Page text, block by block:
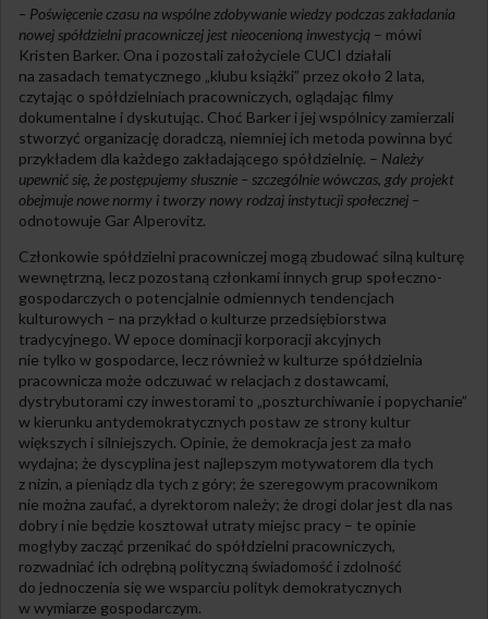
– Poświęcenie czasu na wspólne zdobywanie wiedzy podczas zakładania
nowej spółdzielni pracowniczej jest nieocenioną inwestycją – mówi
Kristen Barker. Ona i pozostali założyciele CUCI działali
na zasadach tematycznego „klubu książki” przez około 2 lata,
czytając o spółdzielniach pracowniczych, oglądając filmy
dokumentalne i dyskutując. Choć Barker i jej wspólnicy zamierzali
stworzyć organizację doradczą, niemniej ich metoda powinna być
przykładem dla każdego zakładającego spółdzielnię. – Należy
upewnić się, że postępujemy słusznie – szczególnie wówczas, gdy projekt
obejmuje nowe normy i tworzy nowy rodzaj instytucji społecznej –
odnotowuje Gar Alperovitz.
Członkowie spółdzielni pracowniczej mogą zbudować silną kulturę
wewnętrzną, lecz pozostaną członkami innych grup społeczno-
gospodarczych o potencjalnie odmiennych tendencjach
kulturowych – na przykład o kulturze przedsiębiorstwa
tradycyjnego. W epoce dominacji korporacji akcyjnych
nie tylko w gospodarce, lecz również w kulturze spółdzielnia
pracownicza może odczuwać w relacjach z dostawcami,
dystrybutorami czy inwestorami to „poszturchiwanie i popychanie”
w kierunku antydemokratycznych postaw ze strony kultur
większych i silniejszych. Opinie, że demokracja jest za mało
wydajna; że dyscyplina jest najlepszym motywatorem dla tych
z nizin, a pieniądz dla tych z góry; że szeregowym pracownikom
nie można zaufać, a dyrektorom należy; że drogi dolar jest dla nas
dobry i nie będzie kosztował utraty miejsc pracy – te opinie
mogłyby zacząć przenikać do spółdzielni pracowniczych,
rozwadniać ich odrębną polityczną świadomość i zdolność
do jednoczenia się we wsparciu polityk demokratycznych
w wymiarze gospodarczym.